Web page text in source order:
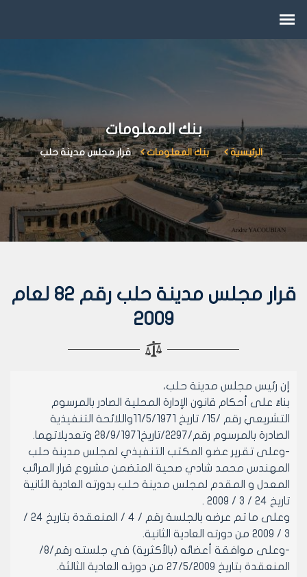
بنك المعلومات
الرئيسية بنك المعلومات قرار مجلس مدينة حلب
قرار مجلس مدينة حلب رقم 82 لعام
2009
إن رئيس مجلس مدينة حلب،
بناءً على أحكام قانون الإدارة المحلية الصادر بالمرسوم
التشريعي رقم /15/ تاريخ 11/5/1971واللائحة التنفيذية
الصادرة بالمرسوم رقم/2297/تاريخ28/9/1971 وتعديلاتهما.
-وعلى تقرير عضو المكتب التنفيذي لمجلس مدينة حلب
المهندس محمد شادي صحية المتضمن مشروع قرار المرائب
المعدل و المقدم لمجلس مدينة حلب بدورته العادية الثانية
تاريخ 24 / 3 / 2009 .
وعلى ما تم عرضه بالجلسة رقم / 4 / المنعقدة بتاريخ 24 /
3 / 2009 من دورته العادية الثانية.
-وعلى موافقة أعضائه (بالأكثرية) في جلسته رقم/8/
المنعقدة بتاريخ 27/5/2009 من دورته العادية الثالثة.